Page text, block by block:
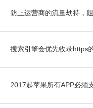
防止运营商的流量劫持，
搜索引擎会优先收录https
2017起苹果所有APP必须